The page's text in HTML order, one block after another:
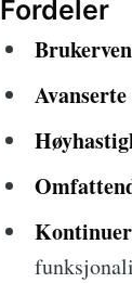
Fordeler